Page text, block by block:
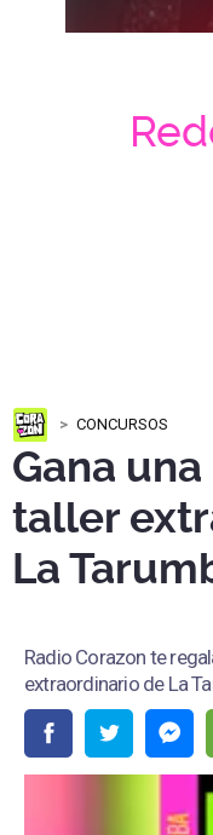
CONCURSOS
Gana
taller
La
Radio Corazon te
extraordinario de La